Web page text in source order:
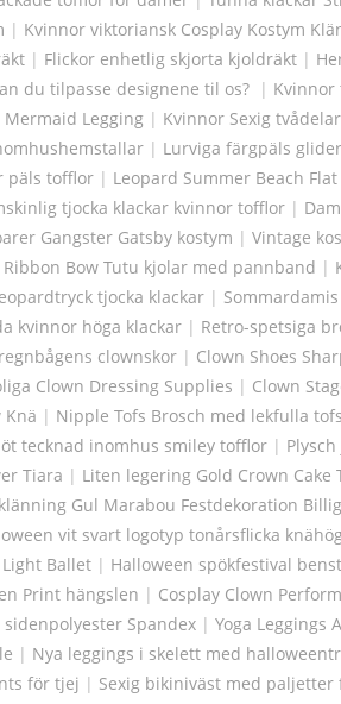
| Kvinnor viktoriansk Cosplay Kostym
| Flickor enhetlig skjorta kjoldräkt |
du tilpasse designene til os? | Kvinnor
Legging | Kvinnor Sexig
| Lurviga färgpäls
päls tofflor | Leopard Summer Beach
tjocka klackar kvinnor tofflor |
Gangster Gatsby kostym | Vintage
Bow Tutu kjolar med pannband |
tjocka klackar |
kvinnor höga klackar | Retro-spetsiga
clownskor | Clown Shoes
Clown Dressing Supplies | Clown
Knä | Nipple Tofs Brosch med lekfulla
tecknad inomhus smiley tofflor |
Tiara | Liten legering Gold Crown Cake
Gul Marabou Festdekoration
vit svart logotyp tonårsflicka
Ballet | Halloween spökfestival
Print hängslen | Cosplay Clown
Spandex | Yoga Leggings
| Nya leggings i skelett med
för tjej | Sexig bikiniväst med paljetter